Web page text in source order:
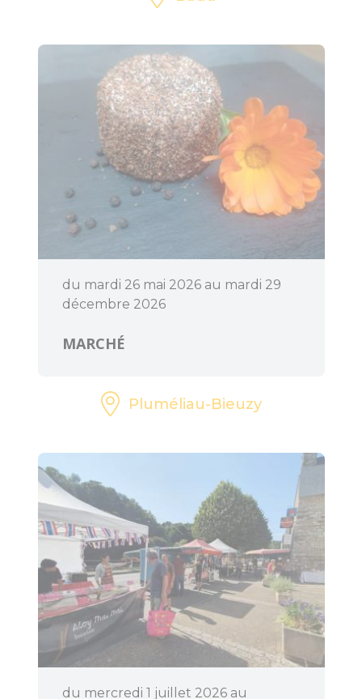
du mardi 26 mai 2026 au mardi 29
décembre 2026
MARCHÉ
Pluméliau-Bieuzy
du mercredi 1 juillet 2026 au